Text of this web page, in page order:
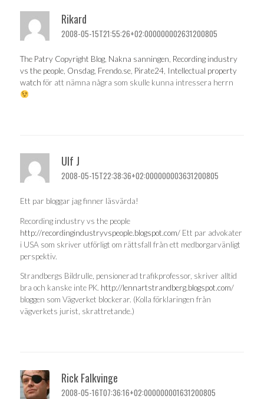
Rikard
2008-05-15T21:55:26+02:000000002631200805
The Patry Copyright Blog Nakna sanningen Recording industry
vs the people Onsdag Frendo.se Pirate24 Intellectual property
watch för att nämna några som skulle kunna intressera herrn
Ulf J
2008-05-15T22:38:36+02:000000003631200805
Ett par bloggar jag finner läsvärda!
Recording industry vs the people
http://recordingindustryvspeople.blogspot.com/ Ett par advokater
i USA som skriver utförligt om rättsfall från ett medborgarvänligt
perspektiv.
Strandbergs Bildrulle, pensionerad trafikprofessor, skriver alltid
bra och kanske inte PK. http://lennartstrandberg.blogspot.com/
bloggen som Vägverket blockerar. (Kolla förklaringen från
vägverkets jurist, skrattretande.)
Rick Falkvinge
2008-05-16T07:36:16+02:000000001631200805